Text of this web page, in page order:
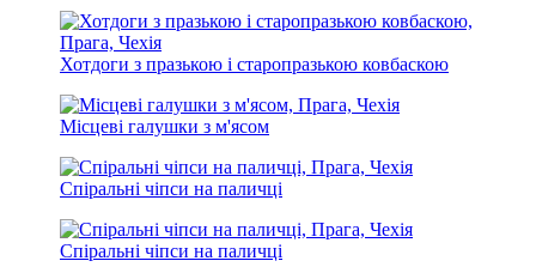
Хотдоги з празькою і старопразькою ковбаскою
Місцеві галушки з м'ясом
Спіральні чіпси на паличці
Спіральні чіпси на паличці